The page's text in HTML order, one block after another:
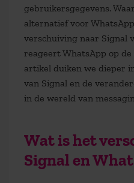
gebruikersgegevens.
alternatief voor
verschuiving naar Signal
reageert WhatsApp op
artikel duiken we dieper
van Signal en de
in de wereld van
Wat is het
Signal en